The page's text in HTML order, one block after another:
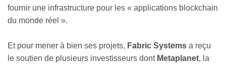
fournir une infrastructure pour les « applications blockchain
du monde réel ».
Et pour mener à bien ses projets, Fabric Systems a reçu
le soutien de plusieurs investisseurs dont Metaplanet, la